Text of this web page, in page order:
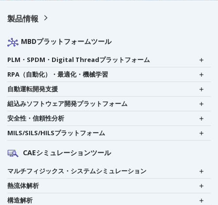
製品情報
MBDプラットフォームツール
PLM・SPDM・Digital Threadプラットフォーム
RPA（自動化）・最適化・機械学習
自動運転開発支援
組込みソフトウェア開発プラットフォーム
安全性・信頼性分析
MILS/SILS/HILSプラットフォーム
CAEシミュレーションツール
マルチフィジックス・システムシミュレーション
熱流体解析
構造解析